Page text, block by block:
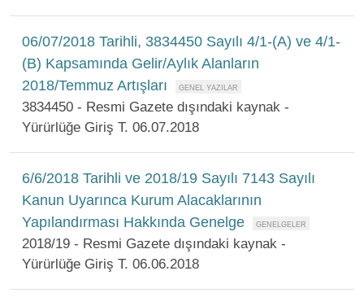
06/07/2018 Tarihli, 3834450 Sayılı 4/1-(A) ve 4/1-
(B) Kapsamında Gelir/Aylık Alanların
2018/Temmuz Artışları
3834450 - Resmi Gazete dışındaki kaynak -
Yürürlüğe Giriş T. 06.07.2018
6/6/2018 Tarihli ve 2018/19 Sayılı 7143 Sayılı
Kanun Uyarınca Kurum Alacaklarının
Yapılandırması Hakkında Genelge
2018/19 - Resmi Gazete dışındaki kaynak -
Yürürlüğe Giriş T. 06.06.2018